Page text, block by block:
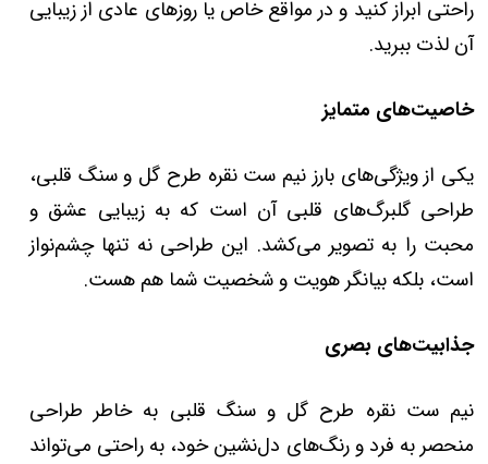
راحتی ابراز کنید و در مواقع خاص یا روزهای عادی از زیبایی
آن لذت ببرید.
خاصیت‌های متمایز
یکی از ویژگی‌های بارز نیم ست نقره طرح گل و سنگ قلبی،
طراحی گلبرگ‌های قلبی آن است که به زیبایی عشق و
محبت را به تصویر می‌کشد. این طراحی نه تنها چشم‌نواز
است، بلکه بیانگر هویت و شخصیت شما هم هست.
جذابیت‌های بصری
نیم ست نقره طرح گل و سنگ قلبی به خاطر طراحی
منحصر به فرد و رنگ‌های دل‌نشین خود، به راحتی می‌تواند